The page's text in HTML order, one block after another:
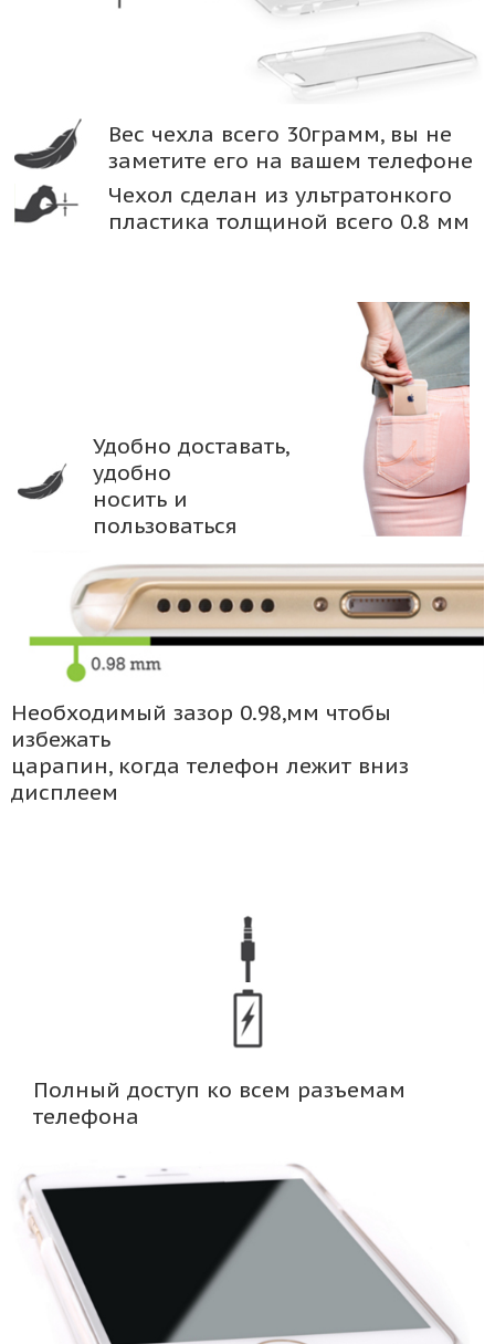
Вес чехла всего 30грамм, вы не
заметите его на вашем телефоне
Чехол сделан из ультратонкого
пластика толщиной всего 0.8 мм
Удобно доставать,
удобно
носить и
пользоваться
Необходимый зазор 0.98,мм чтобы
избежать
царапин, когда телефон лежит вниз
дисплеем
Полный доступ ко всем разъемам
телефона